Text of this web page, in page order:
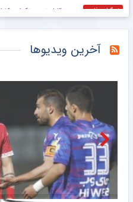
خبرگزاری فارس صعود قابل توجه تکواندوکاران ایران در
آخرین رتبه استقلال و
ببینید | کنایه حجت‌الاسلام برمایی به
طرفداری حضور دژاگه در تمرینات نساجی؛ زوج
طرفداری تازه‌ ترین رده‌ بندی تیم‌ های
آخرین ویدیوها